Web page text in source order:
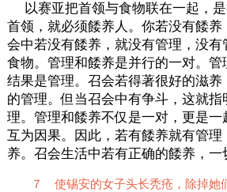
以赛亚把首领与食物联在一起，
首领，就必须餧养人。你若没有餧养
会中若没有餧养，就没有管理，没
食物。管理和餧养是并行的一对。管
结果是管理。召会若得著很好的滋养
的管理。但当召会中有争斗，这就指
理。管理和餧养不仅是一对，更是一
互为因果。因此，若有餧养就有管
养。召会生活中若有正确的餧养，一
７ 使锡安的女子头长秃疮，除掉她